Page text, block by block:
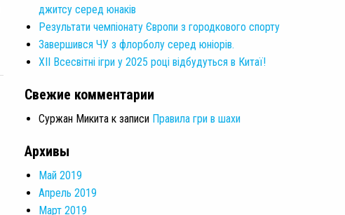
джитсу серед юнаків
Результати чемпіонату Європи з городкового спорту
Завершився ЧУ з флорболу серед юніорів.
XII Всесвітні ігри у 2025 році відбудуться в Китаї!
Свежие комментарии
Суржан Микита к записи Правила гри в шахи
Архивы
Май 2019
Апрель 2019
Март 2019